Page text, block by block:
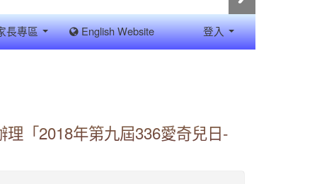
長專區 English Website 登入
「2018年第九屆336愛奇兒日-